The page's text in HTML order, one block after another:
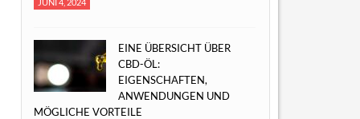
EINE ÜBERSICHT ÜBER
CBD-ÖL:
EIGENSCHAFTEN,
ANWENDUNGEN UND
MÖGLICHE VORTEILE